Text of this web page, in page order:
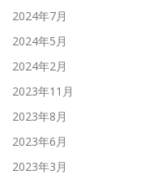
2024年7月
2024年5月
2024年2月
2023年11月
2023年8月
2023年6月
2023年3月